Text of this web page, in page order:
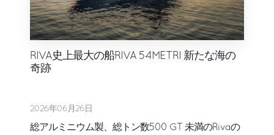
RIVA史上最大の船RIVA 54METRI 新たな海の
奇跡
2026年06月26日
総アルミニウム製、総トン数500 GT 未満のRivaの